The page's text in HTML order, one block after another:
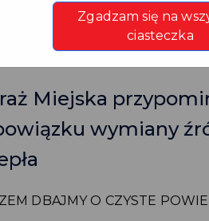
Miejska
wymiany
DBAJMY O CZYSTE
Zgadzam się na
ciasteczka